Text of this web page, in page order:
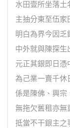
水田壹所坐落土
主抽分東至伍家
明白為界今因
中外就與陳探生
元正其銀即日憑
為己業一賣千休
係是陳佛、興宗
無拖欠舊租亦無
抵當不干銀主之